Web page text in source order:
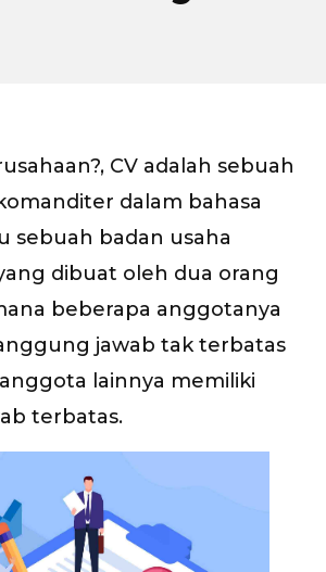
CV adalah sebuah
dalam bahasa
sebuah badan usaha
dibuat oleh dua orang
beberapa anggotanya
jawab tak terbatas
lainnya memiliki
terbatas.